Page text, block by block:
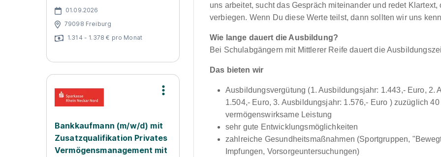
01.09.2026
79098 Freiburg
1.314 - 1.378 € pro Monat
Bankkaufmann (m/w/d) mit
Zusatzqualifikation Privates
Vermögensmanagement mit
uns arbeitet, sucht das Gespräch miteinander und redet Klartext,
verbiegen. Wenn Du diese Werte teilst, dann sollten wir uns
Wie lange dauert die Ausbildung?
Bei Schulabgängern mit Mittlerer Reife dauert die
Das bieten wir
Ausbildungsvergütung (1. Ausbildungsjahr: 1.443,- Euro, 2.
1.504,- Euro, 3. Ausbildungsjahr: 1.576,- Euro ) zuzüglich 40
vermögenswirksame Leistung
sehr gute Entwicklungsmöglichkeiten
zahlreiche Gesundheitsmaßnahmen (Sportgruppen,
Impfungen, Vorsorgeuntersuchungen)